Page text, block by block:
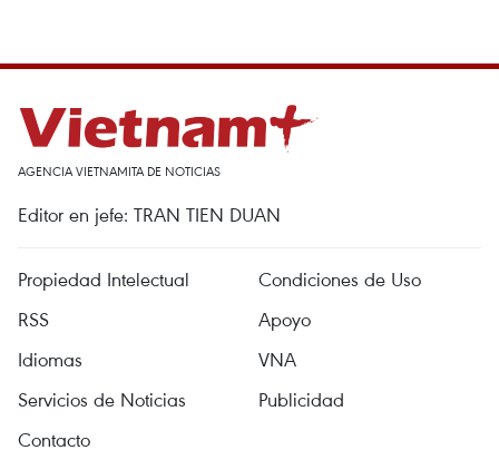
AGENCIA VIETNAMITA DE NOTICIAS
Editor en jefe: TRAN TIEN DUAN
Propiedad Intelectual
Condiciones de Uso
RSS
Apoyo
Idiomas
VNA
Servicios de Noticias
Publicidad
Contacto